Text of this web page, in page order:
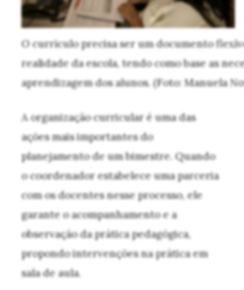
O currículo precisa ser um documento
realidade da escola, tendo como base as
aprendizagem dos alunos. (Foto: Manuela
A organização curricular é uma das
ações mais importantes do
planejamento de um bimestre. Quando
o coordenador estabelece uma parceria
com os docentes nesse processo, ele
garante o acompanhamento e a
observação da prática pedagógica,
propondo intervenções na prática em
sala de aula.